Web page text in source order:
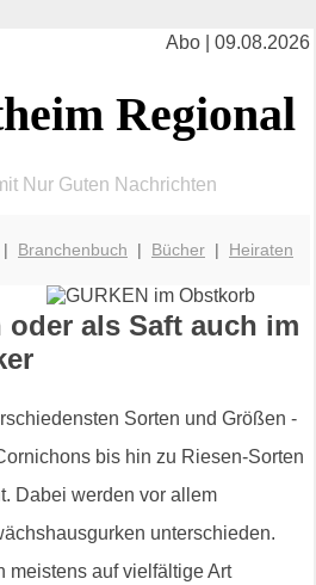
Abo | 09.08.2026
Regional
Nur Guten Nachrichten
| Branchenbuch | Bücher | Heiraten
oder als Saft auch im
Sorten und Größen -
bis hin zu Riesen-Sorten
Dabei werden vor allem
unterschieden.
meistens auf vielfältige Art